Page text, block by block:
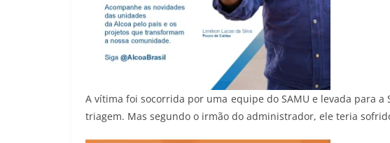
A vítima foi socorrida por uma equipe do SAMU e levada para a
triagem. Mas segundo o irmão do administrador, ele teria